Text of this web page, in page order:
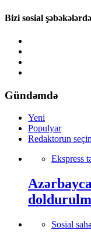
Bizi sosial
Gündəmdə
Yeni
Populyar
Redaktorun
Ekspress
Sosial